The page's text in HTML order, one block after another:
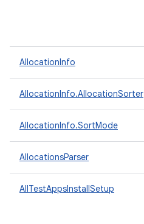
AllocationInfo
AllocationInfo.AllocationSorter
AllocationInfo.SortMode
AllocationsParser
AllTestAppsInstallSetup